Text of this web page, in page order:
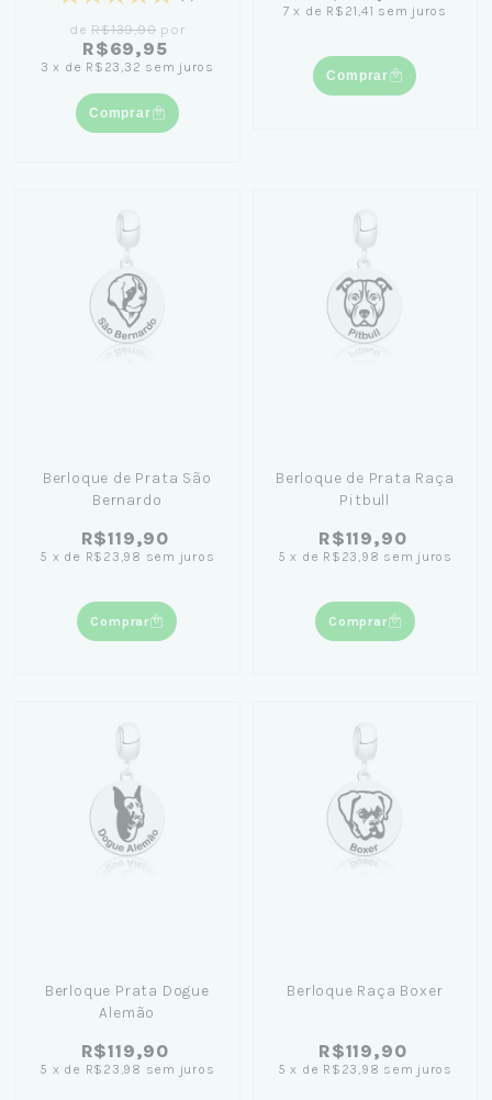
deR$139,90 por
R$69,95
3 x de R$23,32 sem juros
Comprar
7 x de R$21,41 sem juros
Comprar
Berloque de Prata São
Bernardo
R$119,90
5 x de R$23,98 sem juros
Comprar
Berloque de Prata Raça
Pitbull
R$119,90
5 x de R$23,98 sem juros
Comprar
Berloque Prata Dogue
Alemão
R$119,90
5 x de R$23,98 sem juros
Berloque Raça Boxer
R$119,90
5 x de R$23,98 sem juros